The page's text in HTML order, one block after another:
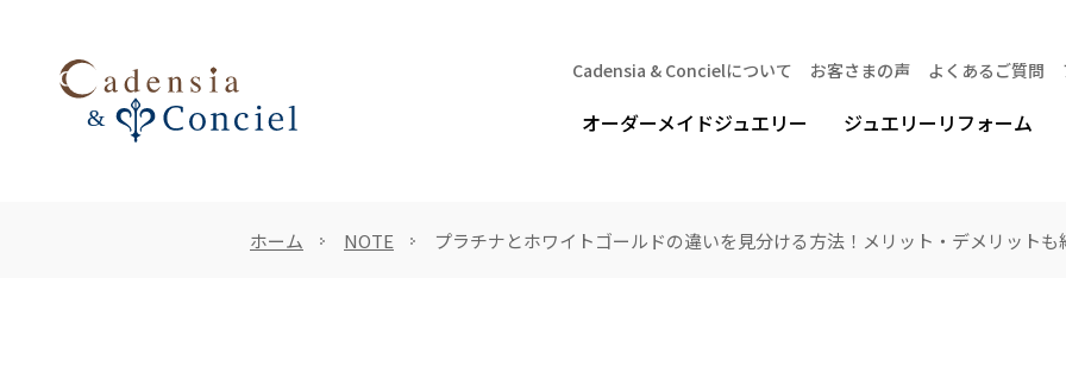
Cadensia & Concielについて お客さまの声 よくあるご質問
オーダーメイドジュエリー ジュエリーリフォーム
ホーム NOTE プラチナとホワイトゴールドの違いを見分ける方法！メリット・デメリットも